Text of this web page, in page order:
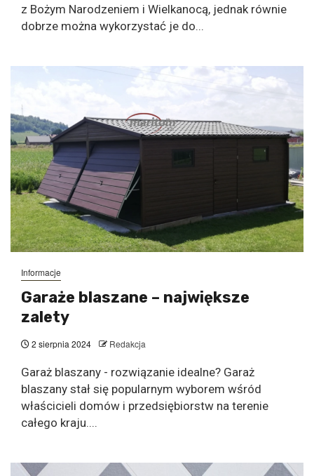
z Bożym Narodzeniem i Wielkanocą, jednak równie
dobrze można wykorzystać je do...
Informacje
Garaże blaszane – największe
zalety
2 sierpnia 2024 Redakcja
Garaż blaszany - rozwiązanie idealne? Garaż
blaszany stał się popularnym wyborem wśród
właścicieli domów i przedsiębiorstw na terenie
całego kraju....